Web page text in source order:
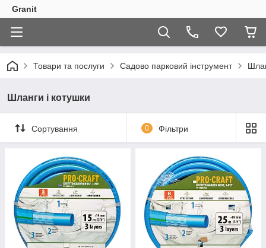
Granit
Товари та послуги Садово парковий інструмент
Шланги і котушки
Сортування 0 Фільтри